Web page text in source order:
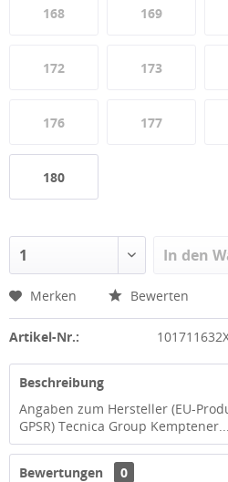
168 169
172 173
176 177
180
In den
Merken Bewerten
Artikel-Nr.:
Beschreibung
Angaben zum Hersteller (EU-
GPSR) Tecnica Group Kemptener...
Bewertungen
0